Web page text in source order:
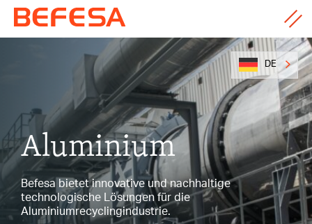
DE
Aluminium
Befesa bietet innovative und nachhaltige
technologische Lösungen für die
Aluminiumrecyclingindustrie.